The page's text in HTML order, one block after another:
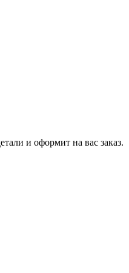
и оформит на вас заказ.